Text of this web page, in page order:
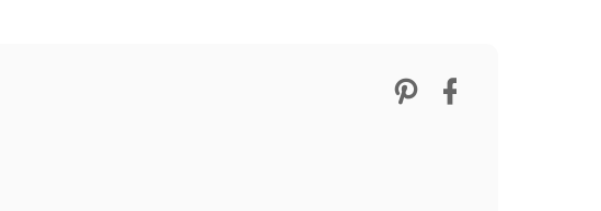
Zobacz nasze
Udostępnij